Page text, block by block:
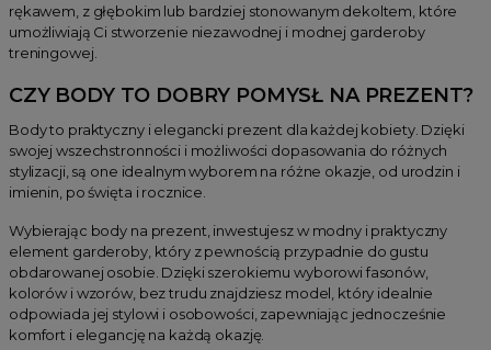
rękawem, z głębokim lub bardziej stonowanym dekoltem, które
umożliwiają Ci stworzenie niezawodnej i modnej garderoby
treningowej.
CZY BODY TO DOBRY POMYSŁ NA PREZENT?
Body to praktyczny i elegancki prezent dla każdej kobiety. Dzięki
swojej wszechstronności i możliwości dopasowania do różnych
stylizacji, są one idealnym wyborem na różne okazje, od urodzin i
imienin, po święta i rocznice.
Wybierając body na prezent, inwestujesz w modny i praktyczny
element garderoby, który z pewnością przypadnie do gustu
obdarowanej osobie. Dzięki szerokiemu wyborowi fasonów,
kolorów i wzorów, bez trudu znajdziesz model, który idealnie
odpowiada jej stylowi i osobowości, zapewniając jednocześnie
komfort i elegancję na każdą okazję.